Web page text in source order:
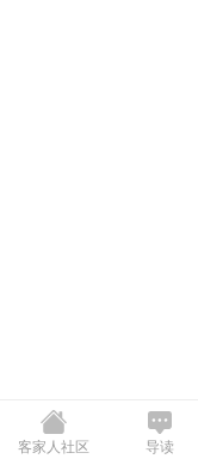
客家人社区 导读